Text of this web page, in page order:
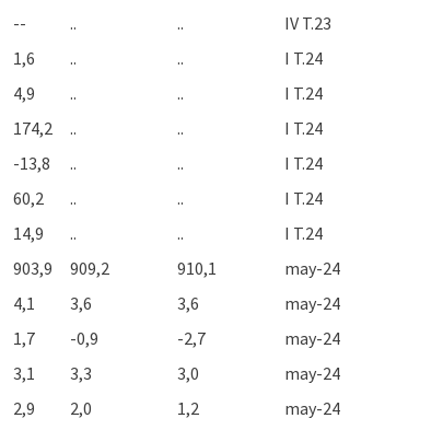
-- .. ..
IV T.23
1,6 .. ..
I T.24
4,9 .. ..
I T.24
174,2 .. ..
I T.24
-13,8 .. ..
I T.24
60,2 .. ..
I T.24
14,9 .. ..
I T.24
903,9 909,2 910,1
may-24
4,1 3,6 3,6
may-24
1,7 -0,9 -2,7
may-24
3,1 3,3 3,0
may-24
2,9 2,0 1,2
may-24